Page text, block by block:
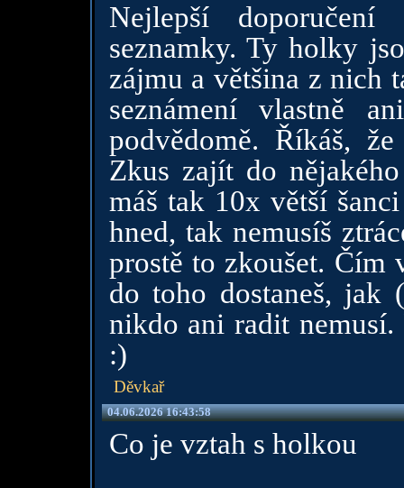
Nejlepší
seznamky. Ty holky
zájmu a většina z nich
seznámení vlastně
podvědomě. Říkáš,
Zkus zajít do
máš tak 10x větší
hned, tak nemusíš
prostě to zkoušet. Čím
do toho dostaneš, jak
nikdo ani radit nemusí.
:)
Děvkař
04.06.2026 16:43:58
Co je vztah s holkou